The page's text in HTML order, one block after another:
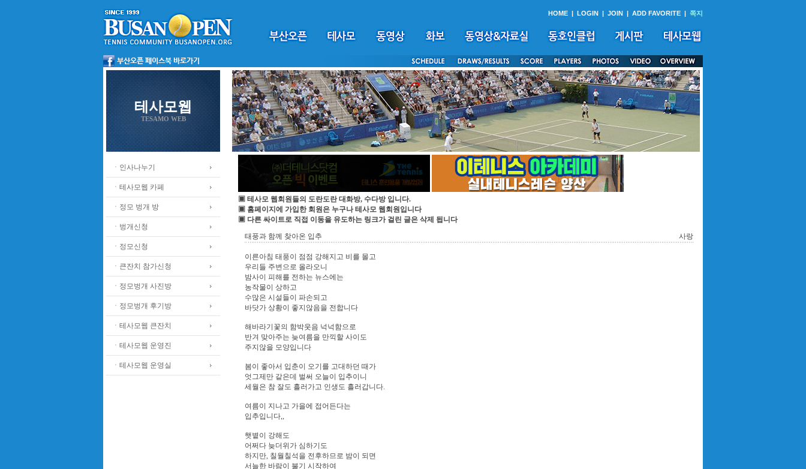
HOME | LOGIN | JOIN | ADD FAVORITE | 쪽지
테사모웹
TESAMO WEB
ㆍ인사나누기
ㆍ테사모웹 카페
ㆍ정모 벙개 방
ㆍ벙개신청
ㆍ정모신청
ㆍ큰잔치 참가신청
ㆍ정모벙개 사진방
ㆍ정모벙개 후기방
ㆍ테사모웹 큰잔치
ㆍ테사모웹 운영진
ㆍ테사모웹 운영실
▣ 테사모 웹회원들의 도란도란 대화방, 수다방 입니다.
▣ 홈페이지에 가입한 회원은 누구나 테사모 웹회원입니다
▣ 다른 싸이트로 직접 이동을 유도하는 링크가 걸린 글은 삭제 됩니다
태풍과 함께 찾아온 입추
사랑
이른아침 태풍이 점점 강해지고 비를 몰고
우리들 주변으로 올라오니
밤사이 피해를 전하는 뉴스에는
농작물이 상하고
수많은 시설들이 파손되고
바닷가 상황이 좋지않음을 전합니다
해바라기꽃의 함박웃음 넉넉함으로
반겨 맞아주는 늦여름을 만끽할 사이도
주지않을 모양입니다
봄이 좋아서 입춘이 오기를 고대하던 때가
엇그제만 같은데 벌써 오늘이 입추이니
세월은 참 잘도 흘러가고 인생도 흘러갑니다.
여름이 지나고 가을에 접어든다는
입추입니다,,
햇볕이 강해도
어쩌다 늦더위가 심하기도
하지만, 칠월칠석을 전후하므로 밤이 되면
서늘한 바람이 불기 시작하여